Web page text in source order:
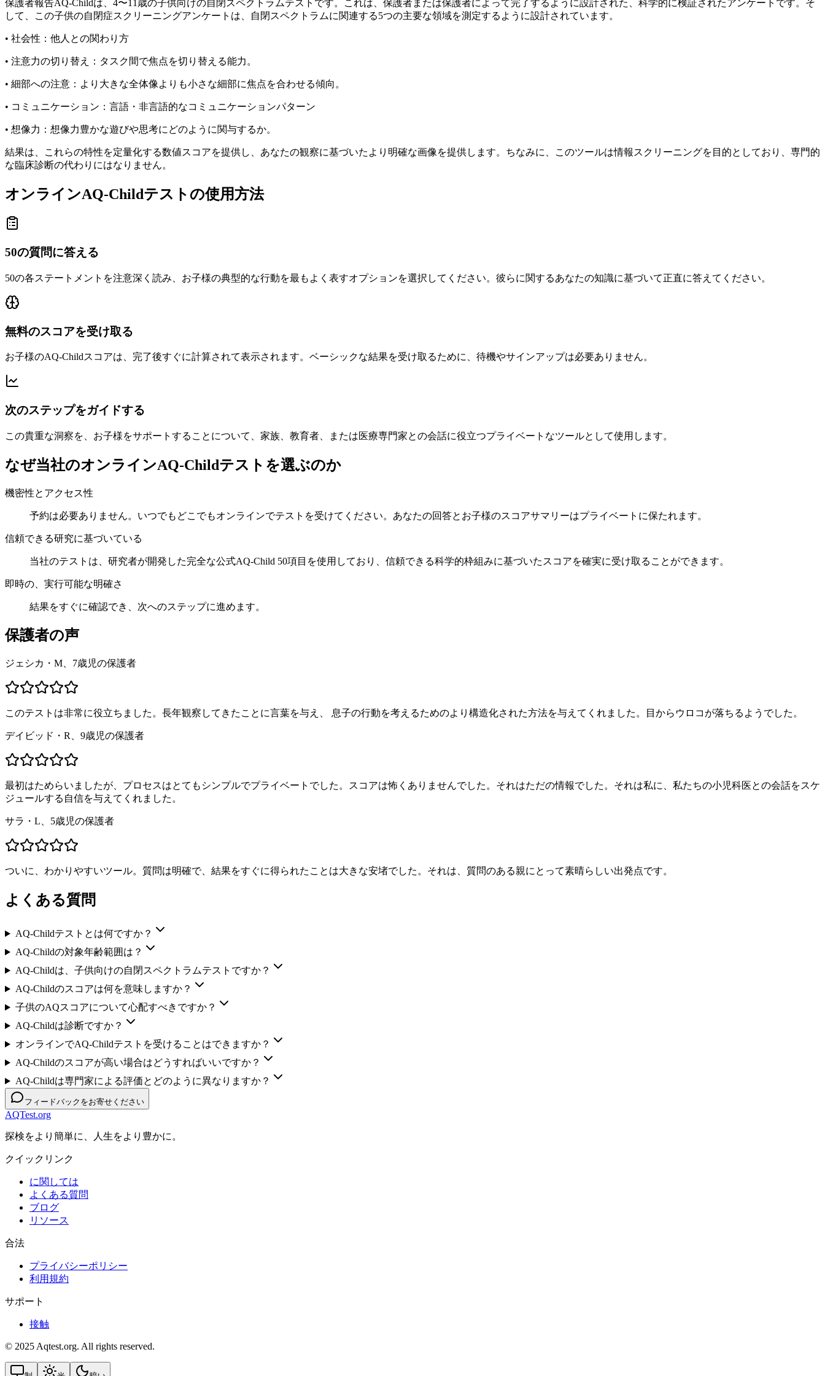
保護者報告AQ-Childは、4〜11歳の子供向けの自閉スペクトラムテストです。これは、保護者または保護者によって完了するように設計された、科学的に検証されたアンケートです。そ
して、この子供の自閉症スクリーニングアンケートは、自閉スペクトラムに関連する5つの主要な領域を測定するように設計されています。
• 社会性：他人との関わり方
• 注意力の切り替え：タスク間で焦点を切り替える能力。
• 細部への注意：より大きな全体像よりも小さな細部に焦点を合わせる傾向。
• コミュニケーション：言語・非言語的なコミュニケーションパターン
• 想像力：想像力豊かな遊びや思考にどのように関与するか。
結果は、これらの特性を定量化する数値スコアを提供し、あなたの観察に基づいたより明確な画像を提供します。ちなみに、このツールは情報スクリーニングを目的としており、専門的
な臨床診断の代わりにはなりません。
オンラインAQ-Childテストの使用方法
50の質問に答える
50の各ステートメントを注意深く読み、お子様の典型的な行動を最もよく表すオプションを選択してください。彼らに関するあなたの知識に基づいて正直に答えてください。
無料のスコアを受け取る
お子様のAQ-Childスコアは、完了後すぐに計算されて表示されます。ベーシックな結果を受け取るために、待機やサインアップは必要ありません。
次のステップをガイドする
この貴重な洞察を、お子様をサポートすることについて、家族、教育者、または医療専門家との会話に役立つプライベートなツールとして使用します。
なぜ当社のオンラインAQ-Childテストを選ぶのか
機密性とアクセス性
予約は必要ありません。いつでもどこでもオンラインでテストを受けてください。あなたの回答とお子様のスコアサマリーはプライベートに保たれます。
信頼できる研究に基づいている
当社のテストは、研究者が開発した完全な公式AQ-Child 50項目を使用しており、信頼できる科学的枠組みに基づいたスコアを確実に受け取ることができます。
即時の、実行可能な明確さ
結果をすぐに確認でき、次へのステップに進めます。
保護者の声
ジェシカ・M、7歳児の保護者
このテストは非常に役立ちました。長年観察してきたことに言葉を与え、 息子の行動を考えるためのより構造化された方法を与えてくれました。目からウロコが落ちるようでした。
デイビッド・R、9歳児の保護者
最初はためらいましたが、プロセスはとてもシンプルでプライベートでした。スコアは怖くありませんでした。それはただの情報でした。それは私に、私たちの小児科医との会話をスケ
ジュールする自信を与えてくれました。
サラ・L、5歳児の保護者
ついに、わかりやすいツール。質問は明確で、結果をすぐに得られたことは大きな安堵でした。それは、質問のある親にとって素晴らしい出発点です。
よくある質問
AQ-Childテストとは何ですか？
AQ-Childの対象年齢範囲は？
AQ-Childは、子供向けの自閉スペクトラムテストですか？
AQ-Childのスコアは何を意味しますか？
子供のAQスコアについて心配すべきですか？
AQ-Childは診断ですか？
オンラインでAQ-Childテストを受けることはできますか？
AQ-Childのスコアが高い場合はどうすればいいですか？
AQ-Childは専門家による評価とどのように異なりますか？
フィードバックをお寄せください
AQTest.org
探検をより簡単に、人生をより豊かに。
クイックリンク
に関しては
よくある質問
ブログ
リソース
合法
プライバシーポリシー
利用規約
サポート
接触
© 2025 Aqtest.org. All rights reserved.